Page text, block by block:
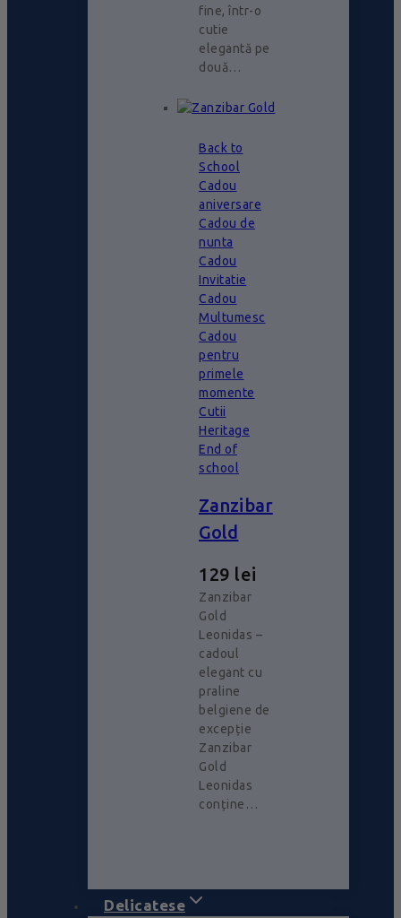
fine, într-o
cutie
elegantă pe
două…
Back to
School
Cadou
aniversare
Cadou de
nunta
Cadou
Invitatie
Cadou
Multumesc
Cadou
pentru
primele
momente
Cutii
Heritage
End of
school
Zanzibar
Gold
129 lei
Zanzibar
Gold
Leonidas –
cadoul
elegant cu
praline
belgiene de
excepție
Zanzibar
Gold
Leonidas
conține…
Delicatese